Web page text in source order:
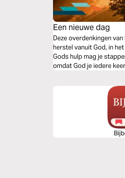
Een nieuwe dag
Deze overdenkingen
herstel vanuit God, in
Gods hulp mag je
omdat God je iedere